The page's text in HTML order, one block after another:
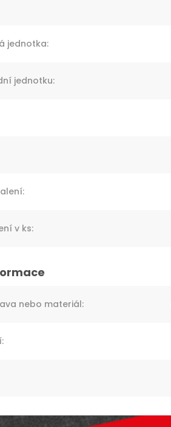
jednotka:
jednotku:
:
v ks:
nebo materiál:
: